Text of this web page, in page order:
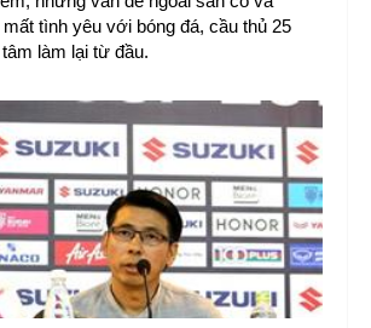
tình yêu với bóng đá, cầu thủ 25
làm lại từ đầu.